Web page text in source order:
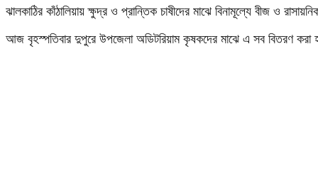
ঝালকাঠির কাঁঠালিয়ায় ক্ষুদ্র ও প্রান্তিক চাষীদের মাঝে বিনামূল্যে বীজ ও
আজ বৃহস্পতিবার দুপুরে উপজেলা অডিটরিয়াম কৃষকদের মাঝে এ সব বিতরণ